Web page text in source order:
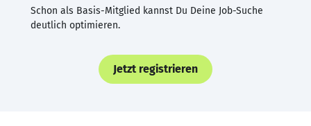
Schon als Basis-Mitglied kannst Du Deine Job-Suche
deutlich optimieren.
Jetzt registrieren